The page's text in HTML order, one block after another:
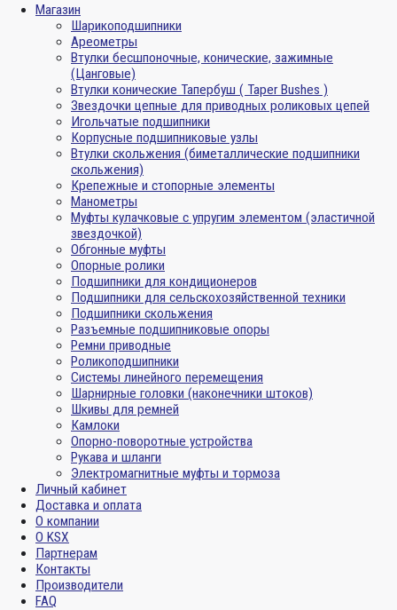
Магазин
Шарикоподшипники
Ареометры
Втулки бесшпоночные, конические, зажимные
(Цанговые)
Втулки конические Тапербуш ( Taper Bushes )
Звездочки цепные для приводных роликовых цепей
Игольчатые подшипники
Корпусные подшипниковые узлы
Втулки скольжения (биметаллические подшипники
скольжения)
Крепежные и стопорные элементы
Манометры
Муфты кулачковые с упругим элементом (эластичной
звездочкой)
Обгонные муфты
Опорные ролики
Подшипники для кондиционеров
Подшипники для сельскохозяйственной техники
Подшипники скольжения
Разъемные подшипниковые опоры
Ремни приводные
Роликоподшипники
Системы линейного перемещения
Шарнирные головки (наконечники штоков)
Шкивы для ремней
Камлоки
Опорно-поворотные устройства
Рукава и шланги
Электромагнитные муфты и тормоза
Личный кабинет
Доставка и оплата
О компании
О KSX
Партнерам
Контакты
Производители
FAQ